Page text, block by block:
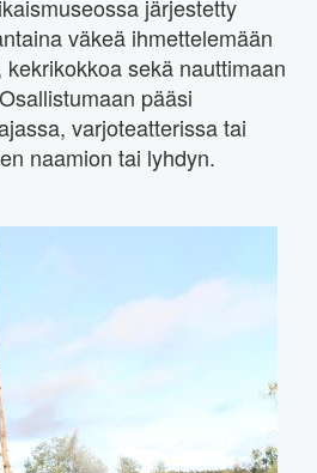
järjestetty
väkeä ihmettelemään
sekä nauttimaan
pääsi
varjoteatterissa tai
naamion tai lyhdyn.